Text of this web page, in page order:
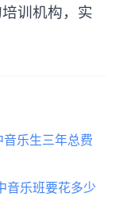
训机构，实
乐生三年总费
音乐班要花多少